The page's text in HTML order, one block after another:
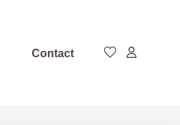
Contact